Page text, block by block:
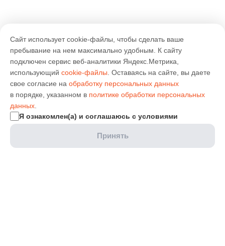
Сайт использует cookie-файлы, чтобы сделать ваше
пребывание на нем максимально удобным. К cайту
подключен сервис веб-аналитики Яндекс.Метрика,
использующий cookie-файлы . Оставаясь на сайте, вы даете
свое согласие на обработку персональных данных
в порядке, указанном в политике обработки персональных
данных
Я ознакомлен(а) и соглашаюсь с условиями
Принять